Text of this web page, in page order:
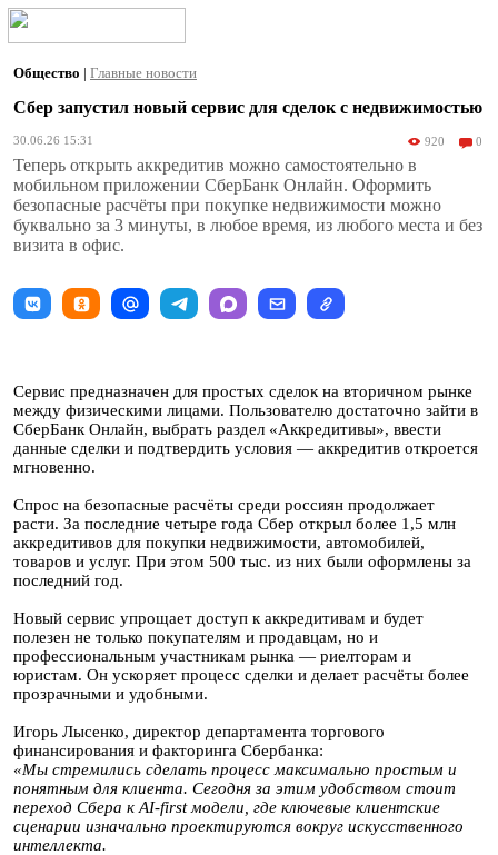
Общество | Главные новости
Сбер запустил новый сервис для сделок с недвижимостью
30.06.26 15:31 920 0
Теперь открыть аккредитив можно самостоятельно в
мобильном приложении СберБанк Онлайн. Оформить
безопасные расчёты при покупке недвижимости можно
буквально за 3 минуты, в любое время, из любого места и без
визита в офис.
Сервис предназначен для простых сделок на вторичном рынке
между физическими лицами. Пользователю достаточно зайти в
СберБанк Онлайн, выбрать раздел «Аккредитивы», ввести
данные сделки и подтвердить условия — аккредитив откроется
мгновенно.
Спрос на безопасные расчёты среди россиян продолжает
расти. За последние четыре года Сбер открыл более 1,5 млн
аккредитивов для покупки недвижимости, автомобилей,
товаров и услуг. При этом 500 тыс. из них были оформлены за
последний год.
Новый сервис упрощает доступ к аккредитивам и будет
полезен не только покупателям и продавцам, но и
профессиональным участникам рынка — риелторам и
юристам. Он ускоряет процесс сделки и делает расчёты более
прозрачными и удобными.
Игорь Лысенко, директор департамента торгового
финансирования и факторинга Сбербанка:
«Мы стремились сделать процесс максимально простым и
понятным для клиента. Сегодня за этим удобством стоит
переход Сбера к AI-first модели, где ключевые клиентские
сценарии изначально проектируются вокруг искусственного
интеллекта.